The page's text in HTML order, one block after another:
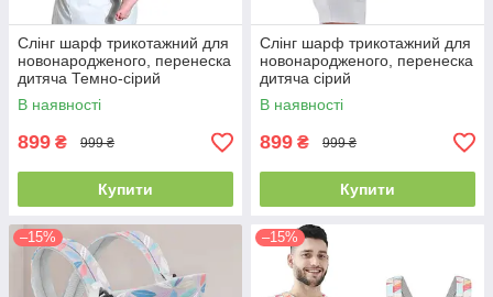
Слінг шарф трикотажний для
новонародженого, перенеска
дитяча Темно-сірий
В наявності
899 ₴ 999 ₴
Купити
Слінг шарф трикотажний для
новонародженого, перенеска
дитяча сірий
В наявності
899 ₴ 999 ₴
Купити
–15% –15%